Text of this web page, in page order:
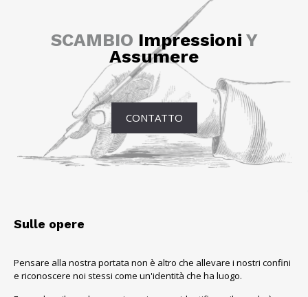
SCAMBIO Impressioni Y
Assumere
CONTATTO
Sulle opere
Pensare alla nostra portata non è altro che allevare i nostri confini
e riconoscere noi stessi come un'identità che ha luogo.